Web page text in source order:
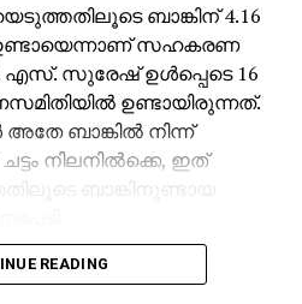
ബാങ്കിന് 4.16
സഹകരണ
എസ്. സുരേഷ് ഉള്‍പ്പെടെ 16
ഉണ്ടായിരുന്നത്.
ബാങ്കില്‍ നിന്ന്
നിലനില്‍ക്കെ, ഇത്
ബാങ്കിനുണ്ടായ
16 പേരും പണം
READING